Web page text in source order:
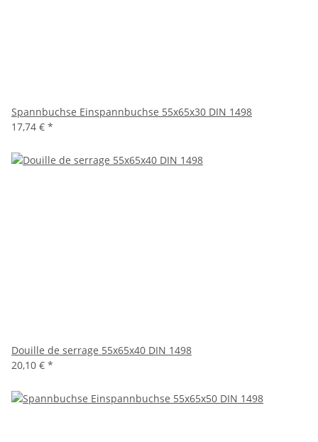
Spannbuchse Einspannbuchse 55x65x30 DIN 1498
17,74 € *
Douille de serrage 55x65x40 DIN 1498
20,10 € *